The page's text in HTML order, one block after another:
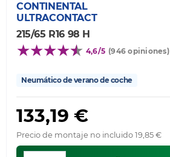
CONTINENTAL
ULTRACONTACT
215/65 R16 98 H
4,6/5 (946 opiniones)
Neumático de verano de coche
133,19 €
Precio de montaje no incluido 19,85 €